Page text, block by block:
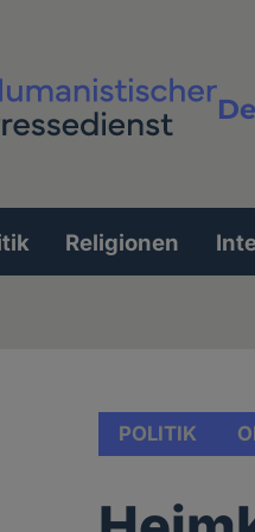
Religionen
POLITIK